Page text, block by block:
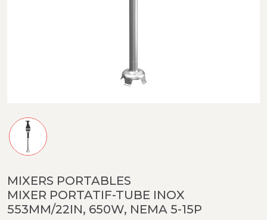
MIXERS PORTABLES
MIXER PORTATIF-TUBE INOX
553MM/22IN, 650W, NEMA 5-15P